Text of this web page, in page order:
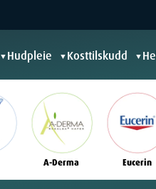
▼ Hudpleie ▼ Kosttilskudd ▼
A-Derma Eucerin